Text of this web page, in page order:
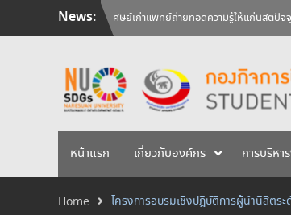
News:
วันคล้ายวันสถาปนามหาวิทยาลัยนเรศวร คร
สัมภาษณ์นิสิตเพื่อพิจารณาเข้ารับทุนการศึก
หน้าแรก เกี่ยวกับองค์กร การบริหา
Home โครงการอบรมเชิงปฎิบัติการผู้นำนิสิตร